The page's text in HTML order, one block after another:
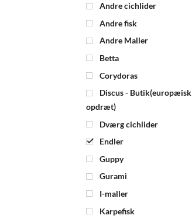
Andre cichlider
Andre fisk
Andre Maller
Betta
Corydoras
Discus - Butik(europæisk
opdræt)
Dværg cichlider
Endler
Guppy
Gurami
I-maller
Karpefisk